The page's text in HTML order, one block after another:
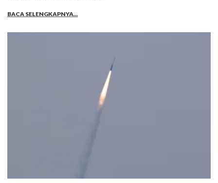
BACA SELENGKAPNYA...